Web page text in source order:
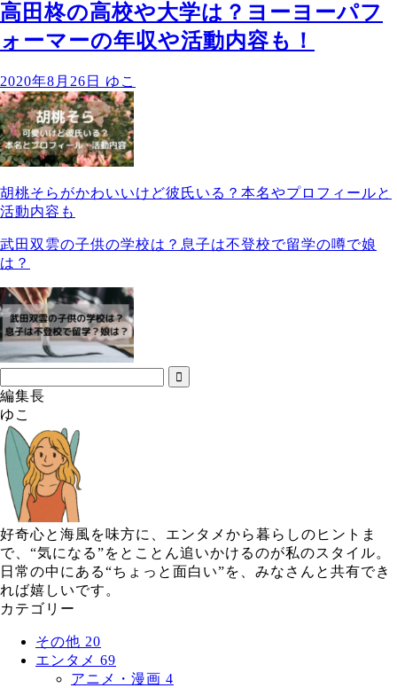
高田柊の高校や大学は？ヨーヨーパフ
ォーマーの年収や活動内容も！
2020年8月26日 ゆこ
胡桃そらがかわいいけど彼氏いる？本名やプロフィールと
活動内容も
武田双雲の子供の学校は？息子は不登校で留学の噂で娘
は？
編集長
ゆこ
好奇心と海風を味方に、エンタメから暮らしのヒントま
で、“気になる”をとことん追いかけるのが私のスタイル。
日常の中にある“ちょっと面白い”を、みなさんと共有でき
れば嬉しいです。
カテゴリー
その他 20
エンタメ 69
アニメ・漫画 4